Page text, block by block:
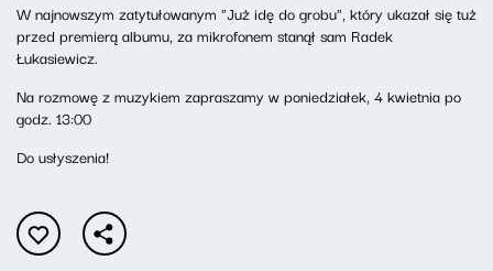
W najnowszym zatytułowanym "Już idę do grobu", który ukazał się tuż
przed premierą albumu, za mikrofonem stanął sam Radek
Łukasiewicz.
Na rozmowę z muzykiem zapraszamy w poniedziałek, 4 kwietnia po
godz. 13:00
Do usłyszenia!